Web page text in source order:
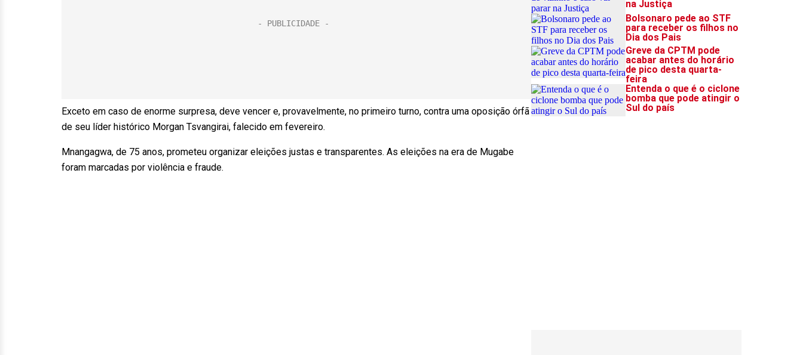
Exceto em caso de enorme surpresa, deve vencer e, provavelmente, no primeiro turno, contra uma oposição órfã
de seu líder histórico Morgan Tsvangirai, falecido em fevereiro.
Mnangagwa, de 75 anos, prometeu organizar eleições justas e transparentes. As eleições na era de Mugabe
foram marcadas por violência e fraude.